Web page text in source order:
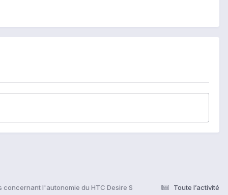
Toute l’activité
concernant l'autonomie du HTC Desire S